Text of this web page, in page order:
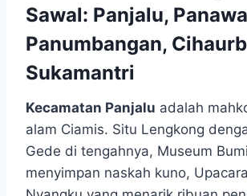
Sawal: Panjalu,
Panumbangan,
Sukamantri
Kecamatan Panjalu adalah
alam Ciamis. Situ Lengkong
Gede di tengahnya, Museum
menyimpan naskah kuno,